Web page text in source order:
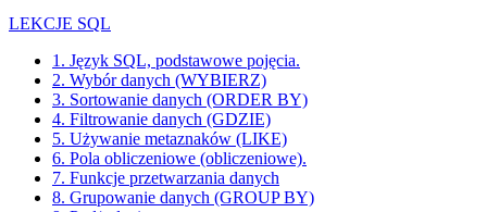
LEKCJE SQL
1. Język SQL, podstawowe pojęcia.
2. Wybór danych (WYBIERZ)
3. Sortowanie danych (ORDER BY)
4. Filtrowanie danych (GDZIE)
5. Używanie metaznaków (LIKE)
6. Pola obliczeniowe (obliczeniowe).
7. Funkcje przetwarzania danych
8. Grupowanie danych (GROUP BY)